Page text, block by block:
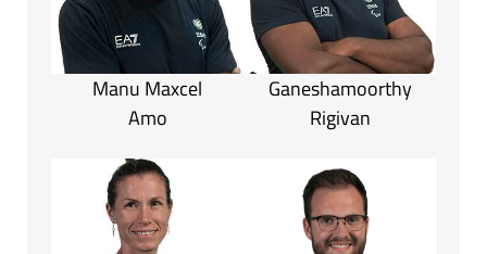
Manu Maxcel
Amo
Ganeshamoorthy
Rigivan